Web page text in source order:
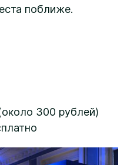
поближе.
300 рублей)